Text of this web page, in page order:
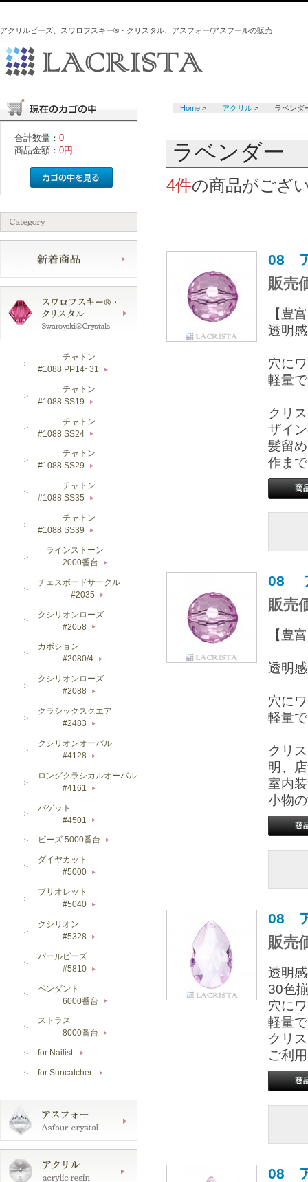
アクリルビーズ、スワロフスキー®・クリスタル、アスフォー/アスフールの販売
合計数量： 0
商品金額： 0円
チャトン
#1088 PP14~31
▶
チャトン
#1088 SS19
▶
チャトン
#1088 SS24
▶
チャトン
#1088 SS29
▶
チャトン
#1088 SS35
▶
チャトン
#1088 SS39
▶
ラインストーン
2000番台
▶
チェスボードサークル
#2035
▶
クシリオンローズ
#2058
▶
カボション
#2080/4
▶
クシリオンローズ
#2088
▶
クラシックスクエア
#2483
▶
クシリオンオーバル
#4128
▶
ロングクラシカルオーバル
#4161
▶
バゲット
#4501
▶
ビーズ 5000番台 ▶
ダイヤカット
#5000
▶
ブリオレット
#5040
▶
クシリオン
#5328
▶
パールビーズ
#5810
▶
ペンダント
6000番台
▶
ストラス
8000番台
▶
for Nailist ▶
for Suncatcher ▶
Home > アクリル > ラベンダ
ラベンダー
4件の商品がござ
08
販売
【豊
透明
穴に
軽量
クリ
ザイ
髪留
作ま
08
販売
【豊
透明
穴に
軽量
クリ
明、
室内
小物
08
販売
透明
30色
穴に
軽量
クリ
ご利
08